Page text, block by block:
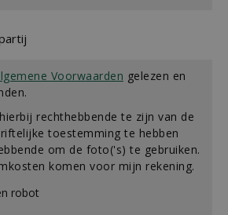
Voorwaarden gelezen en
rechthebbende te zijn van de
toestemming te hebben
om de foto('s) te gebruiken.
komen voor mijn rekening.